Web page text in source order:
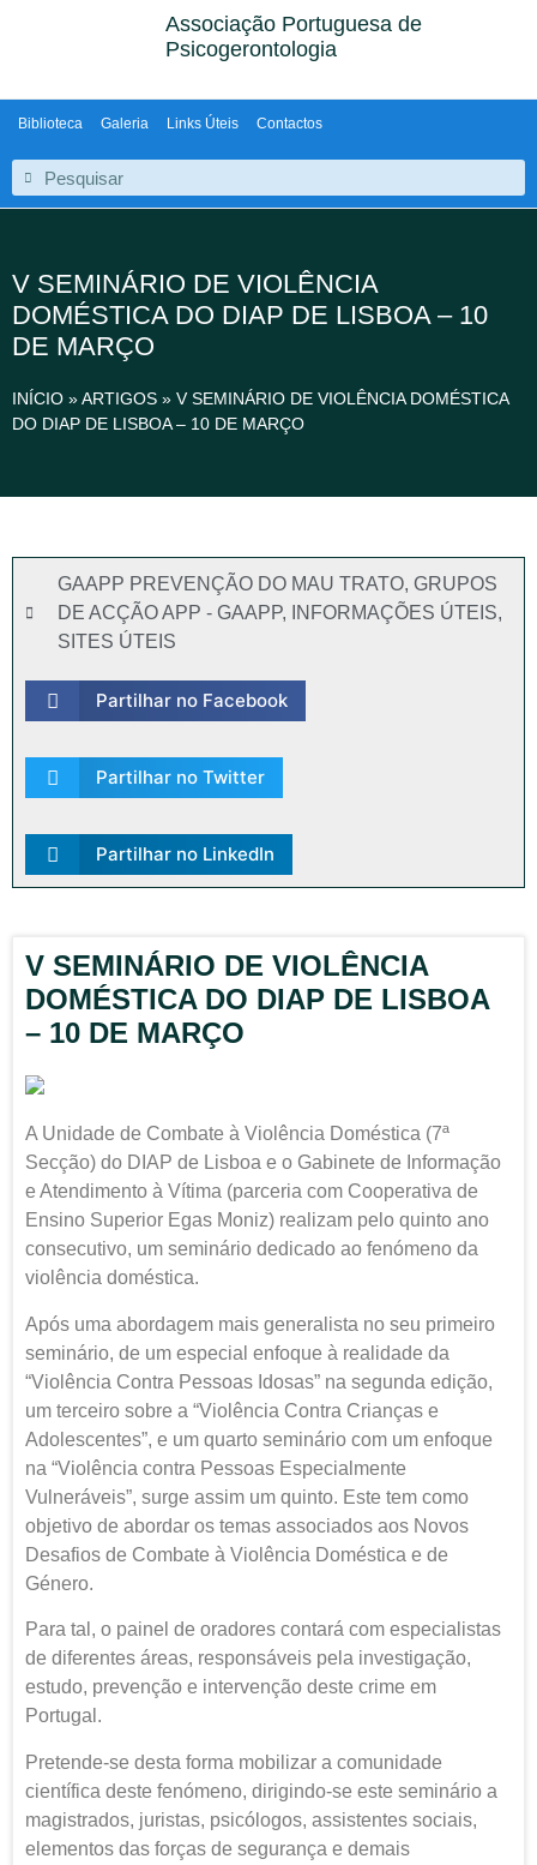
Associação Portuguesa de
Psicogerontologia
Biblioteca Galeria Links Úteis Contactos
V SEMINÁRIO DE VIOLÊNCIA
DOMÉSTICA DO DIAP DE LISBOA – 10
DE MARÇO
INÍCIO »ARTIGOS » V SEMINÁRIO DE VIOLÊNCIA DOMÉSTICA
DO DIAP DE LISBOA – 10 DE MARÇO
GAAPP PREVENÇÃO DO MAU TRATO, GRUPOS
DE ACÇÃO APP - GAAPP, INFORMAÇÕES ÚTEIS,
SITES ÚTEIS
Partilhar no Facebook
Partilhar no Twitter
Partilhar no LinkedIn
V SEMINÁRIO DE VIOLÊNCIA
DOMÉSTICA DO DIAP DE LISBOA
– 10 DE MARÇO
A Unidade de Combate à Violência Doméstica (7ª
Secção) do DIAP de Lisboa e o Gabinete de Informação
e Atendimento à Vítima (parceria com Cooperativa de
Ensino Superior Egas Moniz) realizam pelo quinto ano
consecutivo, um seminário dedicado ao fenómeno da
violência doméstica.
Após uma abordagem mais generalista no seu primeiro
seminário, de um especial enfoque à realidade da
“Violência Contra Pessoas Idosas” na segunda edição,
um terceiro sobre a “Violência Contra Crianças e
Adolescentes”, e um quarto seminário com um enfoque
na “Violência contra Pessoas Especialmente
Vulneráveis”, surge assim um quinto. Este tem como
objetivo de abordar os temas associados aos Novos
Desafios de Combate à Violência Doméstica e de
Género.
Para tal, o painel de oradores contará com especialistas
de diferentes áreas, responsáveis pela investigação,
estudo, prevenção e intervenção deste crime em
Portugal.
Pretende-se desta forma mobilizar a comunidade
científica deste fenómeno, dirigindo-se este seminário a
magistrados, juristas, psicólogos, assistentes sociais,
elementos das forças de segurança e demais